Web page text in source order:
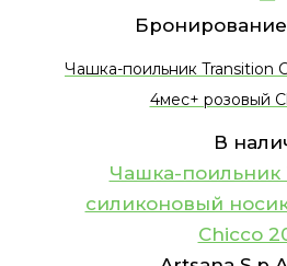
Чашка-поильник Transition
4мес+ розовый
В
Чашка-поильник
силиконовый
Chicco